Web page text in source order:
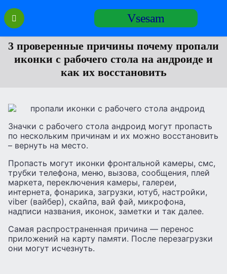
Перейти
содержанию
Vsesam
3 проверенные причины почему пропали
иконки с рабочего стола на андроиде и
как их восстановить
Значки с рабочего стола андроид могут пропасть
по нескольким причинам и их можно восстановить
– вернуть на место.
Пропасть могут иконки фронтальной камеры, смс,
трубки телефона, меню, вызова, сообщения, плей
маркета, переключения камеры, галереи,
интернета, фонарика, загрузки, ютуб, настройки,
viber (вайбер), скайпа, вай фай, микрофона,
надписи названия, иконок, заметки и так далее.
Самая распространенная причина — перенос
приложений на карту памяти. После перезагрузки
они могут исчезнуть.